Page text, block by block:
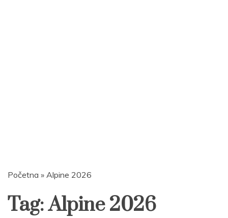
Početna » Alpine 2026
Tag:Alpine 2026